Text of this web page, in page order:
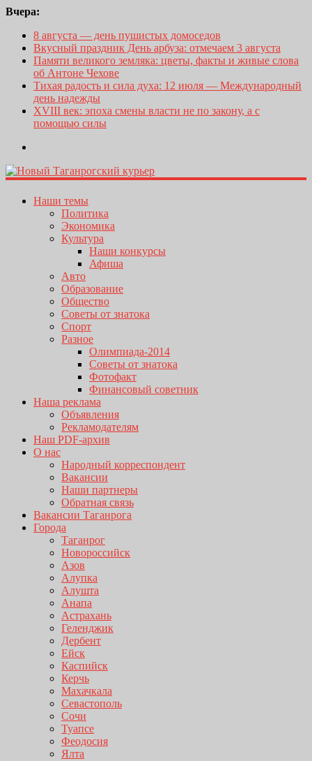
Вчера:
8 августа — день пушистых домоседов
Вкусный праздник День арбуза: отмечаем 3 августа
Памяти великого земляка: цветы, факты и живые слова
об Антоне Чехове
Тихая радость и сила духа: 12 июля — Международный
день надежды
XVIII век: эпоха смены власти не по закону, а с
помощью силы
Наши темы
Политика
Экономика
Культура
Наши конкурсы
Афиша
Авто
Образование
Общество
Советы от знатока
Спорт
Разное
Олимпиада-2014
Советы от знатока
Фотофакт
Финансовый советник
Наша реклама
Объявления
Рекламодателям
Наш PDF-архив
О нас
Народный корреспондент
Вакансии
Наши партнеры
Обратная связь
Вакансии Таганрога
Города
Таганрог
Новороссийск
Азов
Алупка
Алушта
Анапа
Астрахань
Геленджик
Дербент
Ейск
Каспийск
Керчь
Махачкала
Севастополь
Сочи
Туапсе
Феодосия
Ялта